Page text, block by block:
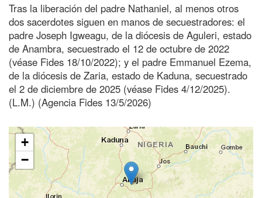
Tras la liberación del padre Nathaniel, al menos otros
dos sacerdotes siguen en manos de secuestradores: el
padre Joseph Igweagu, de la diócesis de Aguleri, estado
de Anambra, secuestrado el 12 de octubre de 2022
(véase Fides 18/10/2022); y el padre Emmanuel Ezema,
de la diócesis de Zaria, estado de Kaduna, secuestrado
el 2 de diciembre de 2025 (véase Fides 4/12/2025).
(L.M.) (Agencia Fides 13/5/2026)
+
−